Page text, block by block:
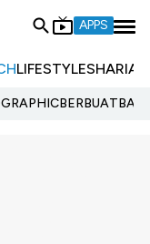
APPS
LIFESTYLESHARIA